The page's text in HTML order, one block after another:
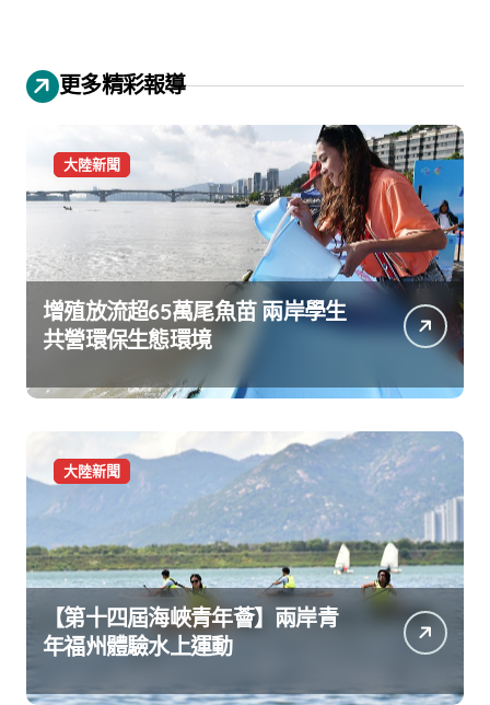
更多精彩報導
大陸新聞
增殖放流超65萬尾魚苗 兩岸學生
共營環保生態環境
大陸新聞
【第十四屆海峽青年薈】兩岸青
年福州體驗水上運動